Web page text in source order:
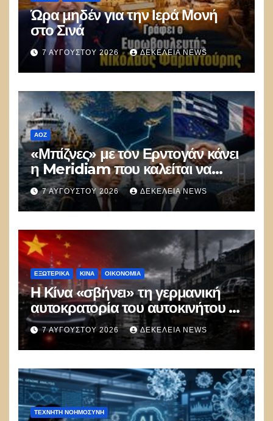
Ώρα μηδέν για την Ιερά Μονή
στο Σινά
7 ΑΥΓΟΎΣΤΟΥ 2026 ΔΕΚΈΛΕΙΑ NEWS
ΑΟΖ
«Μπίζνες» με τον Ερντογάν κάνει
η Meridiam που καλείται να
ξεμπλοκάρει το καλώδιο
Ελλάδας–Κύπρου
7 ΑΥΓΟΎΣΤΟΥ 2026 ΔΕΚΈΛΕΙΑ NEWS
ΕΞΩΤΕΡΙΚΑ ΚΊΝΑ ΟΙΚΟΝΟΜΙΑ
Η Κίνα «σβήνει» τη γερμανική
αυτοκρατορία του αυτοκινήτου –
100.000 απολύσεις, λουκέτα και
πολιτικός πανικός
7 ΑΥΓΟΎΣΤΟΥ 2026 ΔΕΚΈΛΕΙΑ NEWS
ΤΕΧΝΗΤΉ ΝΟΗΜΟΣΎΝΗ